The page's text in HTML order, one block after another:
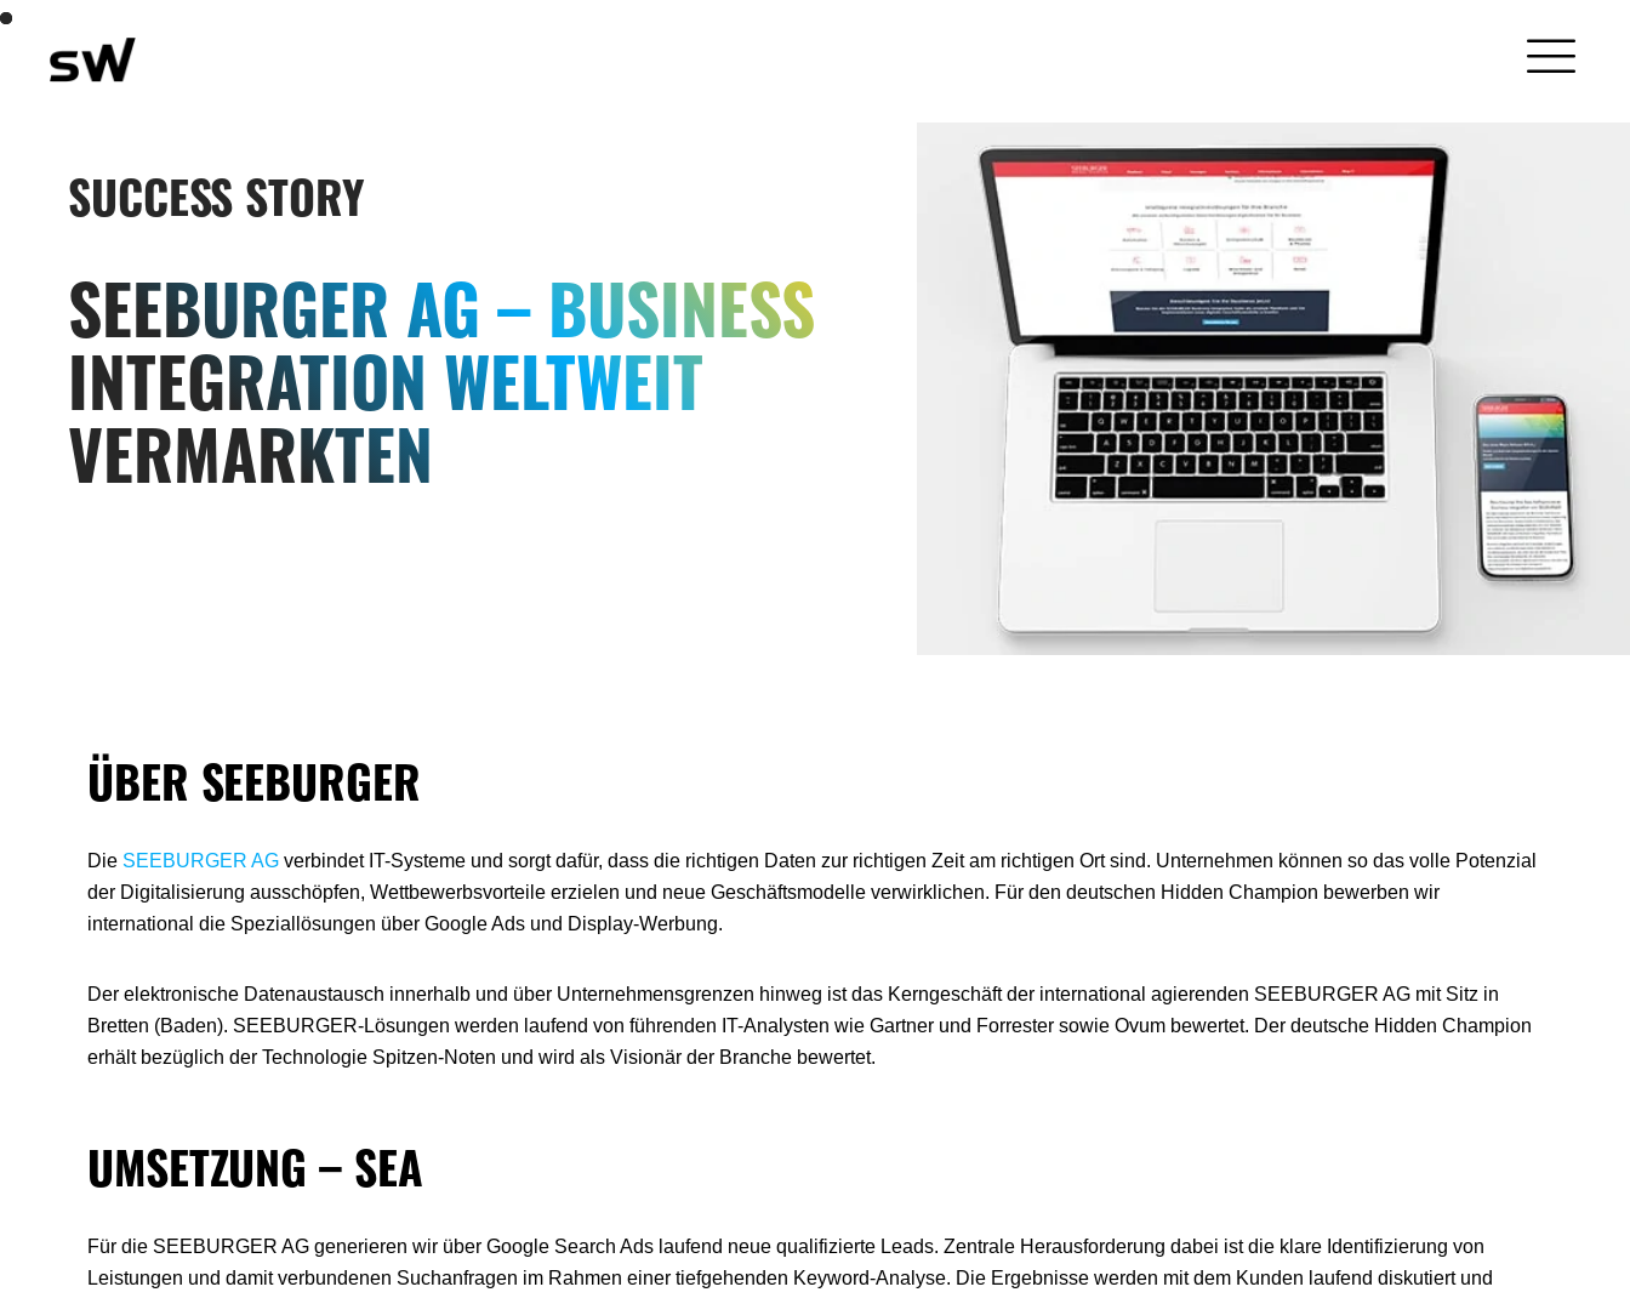
SUCCESS STORY
SEEBURGER AG – BUSINESS
INTEGRATION WELTWEIT
VERMARKTEN
ÜBER SEEBURGER
Die SEEBURGER AG verbindet IT-Systeme und sorgt dafür, dass die richtigen Daten zur richtigen Zeit am richtigen Ort sind. Unternehmen können so das volle Potenzial
der Digitalisierung ausschöpfen, Wettbewerbsvorteile erzielen und neue Geschäftsmodelle verwirklichen. Für den deutschen Hidden Champion bewerben wir
international die Speziallösungen über Google Ads und Display-Werbung.
Der elektronische Datenaustausch innerhalb und über Unternehmensgrenzen hinweg ist das Kerngeschäft der international agierenden SEEBURGER AG mit Sitz in
Bretten (Baden). SEEBURGER-Lösungen werden laufend von führenden IT-Analysten wie Gartner und Forrester sowie Ovum bewertet. Der deutsche Hidden Champion
erhält bezüglich der Technologie Spitzen-Noten und wird als Visionär der Branche bewertet.
UMSETZUNG – SEA
Für die SEEBURGER AG generieren wir über Google Search Ads laufend neue qualifizierte Leads. Zentrale Herausforderung dabei ist die klare Identifizierung von
Leistungen und damit verbundenen Suchanfragen im Rahmen einer tiefgehenden Keyword-Analyse. Die Ergebnisse werden mit dem Kunden laufend diskutiert und